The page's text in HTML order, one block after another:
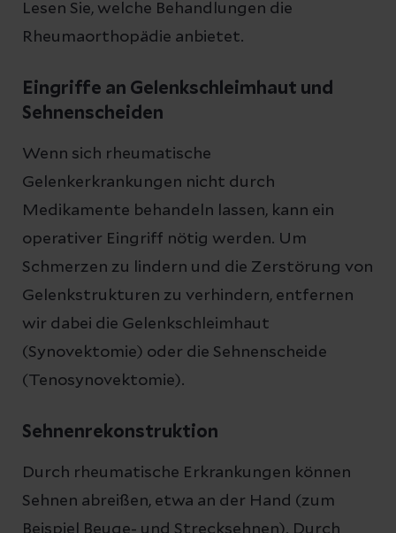
Lesen Sie, welche Behandlungen die
Rheumaorthopädie anbietet.
Eingriffe an Gelenkschleimhaut und
Sehnenscheiden
Wenn sich rheumatische
Gelenkerkrankungen nicht durch
Medikamente behandeln lassen, kann ein
operativer Eingriff nötig werden. Um
Schmerzen zu lindern und die Zerstörung von
Gelenkstrukturen zu verhindern, entfernen
wir dabei die Gelenkschleimhaut
(Synovektomie) oder die Sehnenscheide
(Tenosynovektomie).
Sehnenrekonstruktion
Durch rheumatische Erkrankungen können
Sehnen abreißen, etwa an der Hand (zum
Beispiel Beuge- und Strecksehnen). Durch